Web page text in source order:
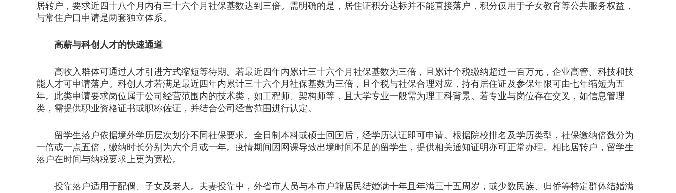
居转户，要求近四十八个月内有三十六个月社保基数达到三倍。需明确的是，居住证积分达标并不能直接落户，积分仅用于子女教育等公共服务权益，
与常住户口申请是两套独立体系。
高薪与科创人才的快速通道
高收入群体可通过人才引进方式缩短等待期。若最近四年内累计三十六个月社保基数为三倍，且累计个税缴纳超过一百万元，企业高管、科技和技
能人才可申请落户。科创人才若满足最近四年内累计三十六个月社保基数为三倍，且个税与社保合理对应，持有居住证及参保年限可由七年缩短为五
年。此类申请要求岗位属于公司经营范围内的技术类，如工程师、架构师等，且大学专业一般需为理工科背景。若专业与岗位存在交叉，如信息管理
类，需提供职业资格证书或职称佐证，并结合公司经营范围进行认定。
留学生落户依据境外学历层次划分不同社保要求。全日制本科或硕士回国后，经学历认证即可申请。根据院校排名及学历类型，社保缴纳倍数分为
一倍或一点五倍，缴纳时长分别为六个月或一年。疫情期间因网课导致出境时间不足的留学生，提供相关通知证明亦可正常办理。相比居转户，留学生
落户在时间与纳税要求上更为宽松。
投靠落户适用于配偶、子女及老人。夫妻投靠中，外省市人员与本市户籍居民结婚满十年且年满三十五周岁，或少数民族、归侨等特定群体结婚满